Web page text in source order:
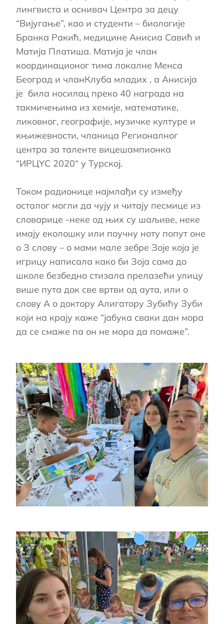
лингвиста и оснивач Центра за децу
“Вијугање”, као и студенти – биологије
Бранка Ракић, медицине Анисиа Савић и
Матија Платиша. Матија је члан
координационог тима локалне Менса
Београд и чланКлуба младих , а Анисија
је била носилац преко 40 награда на
такмичењима из хемије, математике,
ликовног, географије, музичке културе и
књижевности, чланица Регионалног
центра за таленте вицешампионка
“ИРЦYС 2020“ у Турској.
Током радионице најмлађи су између
осталог могли да чују и читају песмице из
словарице -неке од њих су шаљиве, неке
имају еколошку или поучну ноту попут оне
о З слову – о мами мале зебре Зоје која је
игрицу написала како би Зоја сама до
школе безбедно стизала прелазећи улицу
више пута док све вртви од аута, или о
слову А о доктору Алигатору Зубићу Зуби
који на крају каже “јабука сваки дан мора
да се смаже па он не мора да помаже”.